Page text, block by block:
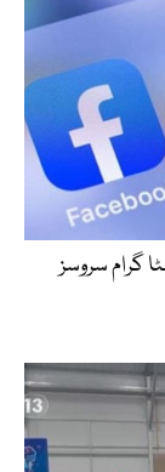
گرام سروسز